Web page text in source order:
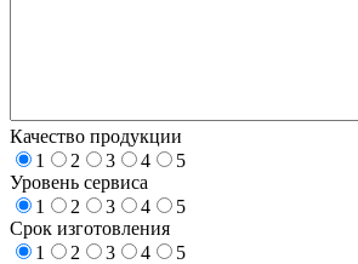
Качество продукции
1
2 3 4
5
Уровень сервиса
1
2 3 4
5
Срок изготовления
1
2 3 4
5